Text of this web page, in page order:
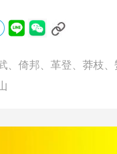
、倚邦、革登、莽枝